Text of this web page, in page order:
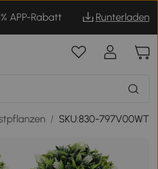
APP-Rabatt Runterladen
/ SKU:830-797V00WT